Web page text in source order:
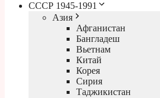
СССР 1945-1991
Азия
Афганистан
Бангладеш
Вьетнам
Китай
Корея
Сирия
Таджикистан